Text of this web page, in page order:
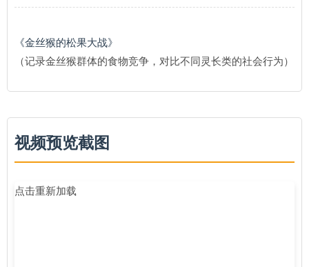
《金丝猴的松果大战》
（记录金丝猴群体的食物竞争，对比不同灵长类的社会行为）
视频预览截图
点击重新加载